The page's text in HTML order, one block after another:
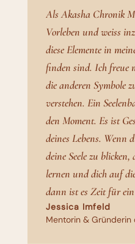
Als Akasha Chronik
Vorleben und weiss
diese Elemente in
finden sind. Ich freue
die anderen Symbole
verstehen. Ein
den Moment. Es ist
deines Lebens. Wenn
deine Seele zu
lernen und dich auf
dann ist es Zeit für ein
Jessica Imfeld
Mentorin &